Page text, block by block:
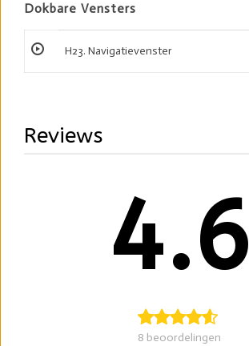
Dokbare Vensters
H23. Navigatievenster
Reviews
4.6
8 beoordelingen